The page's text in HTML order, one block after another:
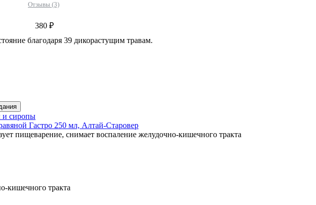
Отзывы (3)
380 ₽
благодаря 39 дикорастущим травам.
и сиропы
Гастро 250 мл, Алтай-Старовер
пищеварение, снимает воспаление желудочно-кишечного тракта
кишечного тракта